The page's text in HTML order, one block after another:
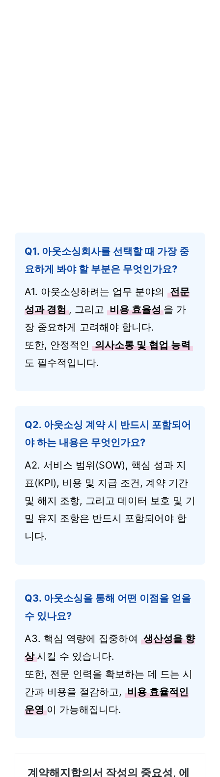
Q1. 아웃소싱회사를 선택할 때 가장 중
요하게 봐야 할 부분은 무엇인가요?
A1. 아웃소싱하려는 업무 분야의 전문
성과 경험 , 그리고 비용 효율성 을 가
장 중요하게 고려해야 합니다.
또한, 안정적인 의사소통 및 협업 능력
도 필수적입니다.
Q2. 아웃소싱 계약 시 반드시 포함되어
야 하는 내용은 무엇인가요?
A2. 서비스 범위(SOW), 핵심 성과 지
표(KPI), 비용 및 지급 조건, 계약 기간
및 해지 조항, 그리고 데이터 보호 및 기
밀 유지 조항은 반드시 포함되어야 합
니다.
Q3. 아웃소싱을 통해 어떤 이점을 얻을
수 있나요?
A3. 핵심 역량에 집중하여 생산성을 향
상 시킬 수 있습니다.
또한, 전문 인력을 확보하는 데 드는 시
간과 비용을 절감하고, 비용 효율적인
운영 이 가능해집니다.